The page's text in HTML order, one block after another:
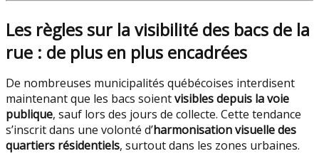
Les règles sur la visibilité des bacs de la
rue : de plus en plus encadrées
De nombreuses municipalités québécoises interdisent
maintenant que les bacs soientvisibles depuis la voie
publique, sauf lors des jours de collecte. Cette tendance
s’inscrit dans une volonté d’harmonisation visuelle des
quartiers résidentiels, surtout dans les zones urbaines.